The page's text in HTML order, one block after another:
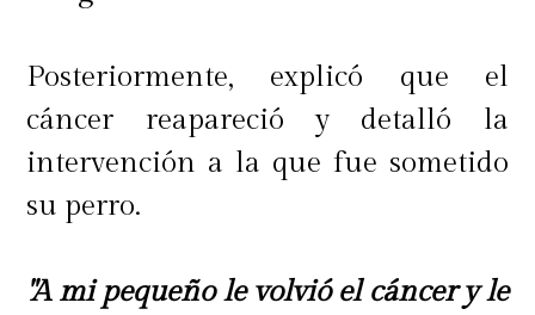
Posteriormente, explicó que el
cáncer reapareció y detalló la
intervención a la que fue sometido
su perro.
"A mi pequeño le volvió el cáncer y le